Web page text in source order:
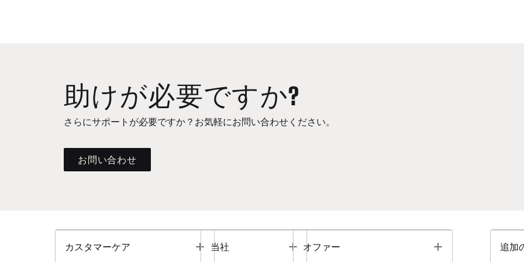
助けが必要ですか?
さらにサポートが必要ですか？お気軽にお問い合わせください。
お問い合わせ
カスタマーケア Toggle
当社 Toggle
オファー Toggle 追加